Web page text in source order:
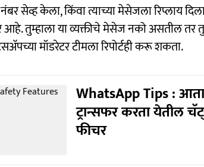
नंबर सेव्ह केला, किंवा त्याच्या मेसेजला रिप्लाय
तुम्हाला या व्यक्तीचे मेसेज नको असतील तर
मॉडरेटर टीमला रिपोर्टही करू शकता.
WhatsApp Tips :
ट्रान्सफर करता येतील
फीचर